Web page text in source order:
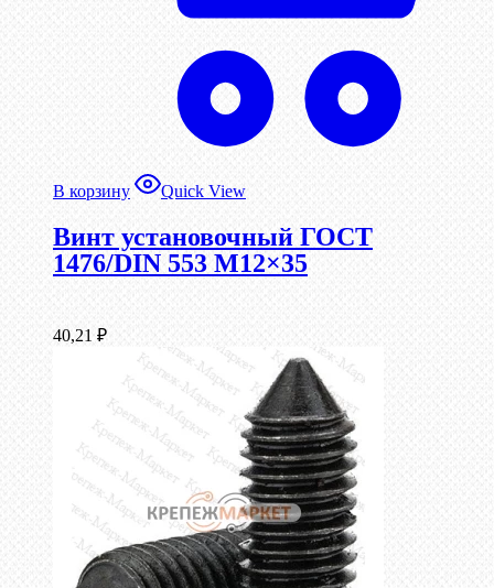
В корзину Quick View
Винт установочный ГОСТ
1476/DIN 553 М12×35
40,21 ₽